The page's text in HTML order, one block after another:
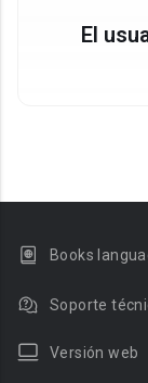
El
Books
Soporte
Versión web